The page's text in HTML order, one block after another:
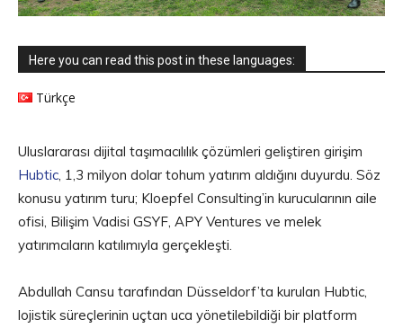
Here you can read this post in these languages:
Türkçe
Uluslararası dijital taşımacılılık çözümleri geliştiren girişim
Hubtic , 1,3 milyon dolar tohum yatırım aldığını duyurdu. Söz
konusu yatırım turu; Kloepfel Consulting’in kurucularının aile
ofisi, Bilişim Vadisi GSYF, APY Ventures ve melek
yatırımcıların katılımıyla gerçekleşti.
Abdullah Cansu tarafından Düsseldorf’ta kurulan Hubtic,
lojistik süreçlerinin uçtan uca yönetilebildiği bir platform